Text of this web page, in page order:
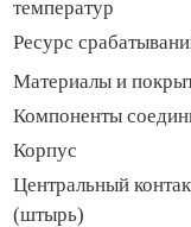
температур
Ресурс
Материалы и
Компоненты
Корпус
Центральный
(штырь)